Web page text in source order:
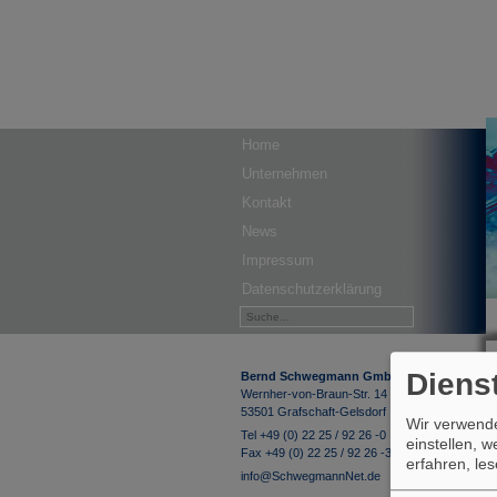
Home
Unternehmen
Kontakt
News
Impressum
Datenschutzerklärung
Bernd Schwegmann GmbH & Co. KG
Wernher-von-Braun-Str. 14
53501 Grafschaft-Gelsdorf
Tel +49 (0) 22 25 / 92 26 -0
Fax +49 (0) 22 25 / 92 26 -33
info@SchwegmannNet.de
Wir
einstellen,
erfahren,